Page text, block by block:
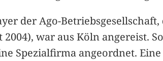
der Ago-
war aus Köln angereist.
Spezialfirma angeordnet.